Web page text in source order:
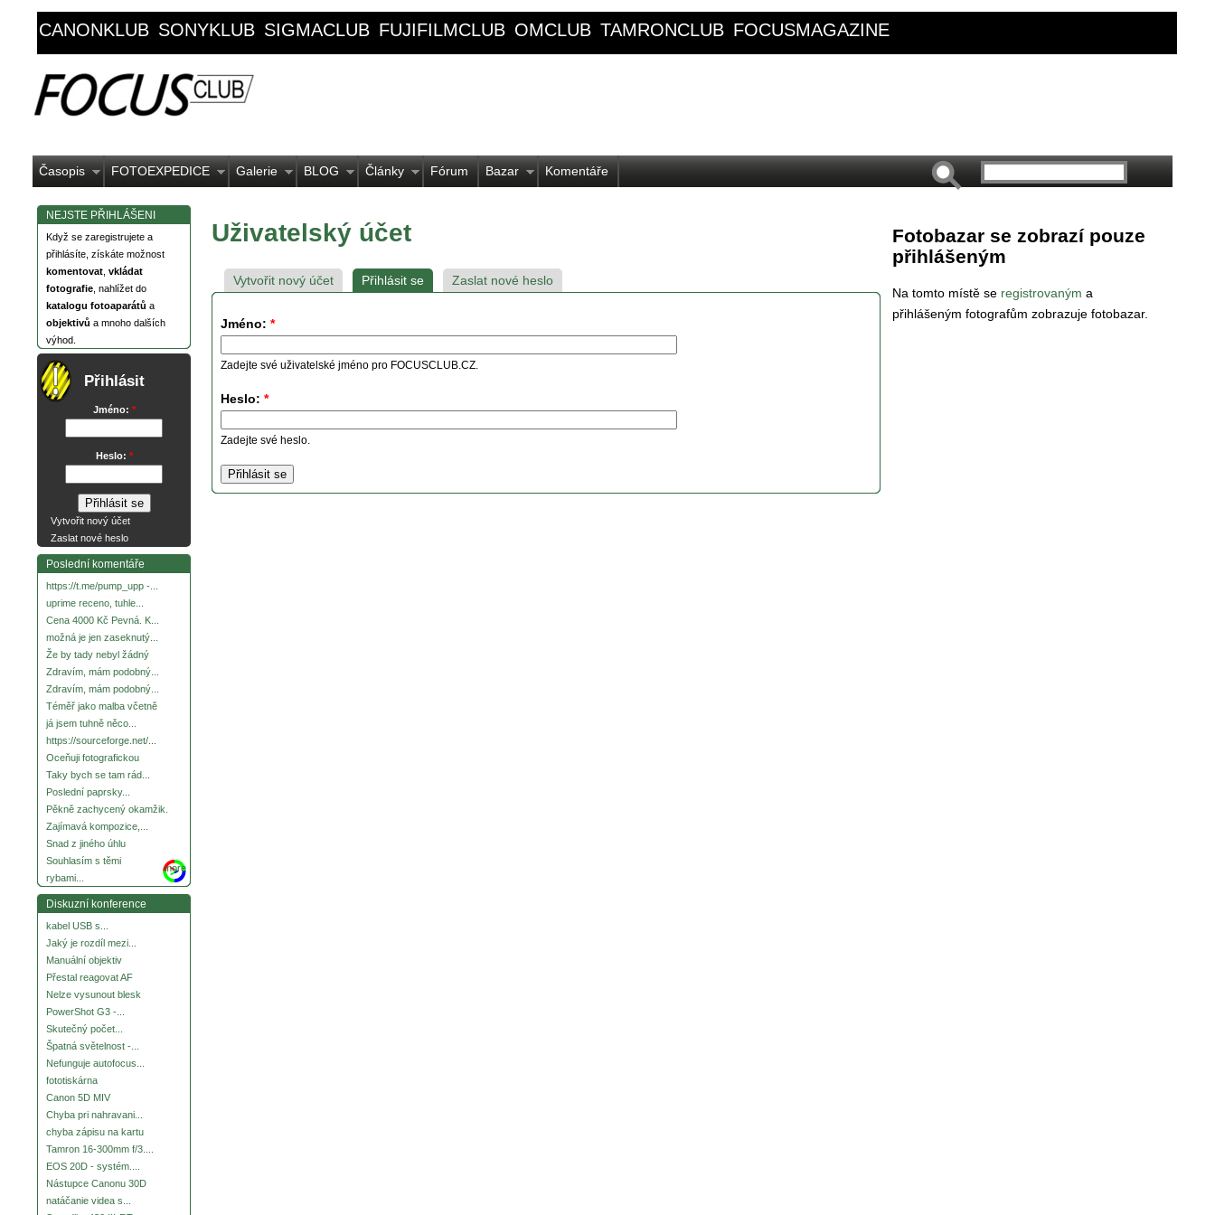
CANONKLUB SONYKLUB SIGMACLUB FUJIFILMCLUB OMCLUB TAMRONCLUB FOCUSMAGAZINE
Časopis FOTOEXPEDICE Galerie BLOG Články Fórum Bazar Komentáře
NEJSTE PŘIHLÁŠENI
Když se zaregistrujete a
přihlásíte, získáte možnost
komentovat vkládat
fotografie , nahlížet do
katalogu fotoaparátů a
objektivů a mnoho dalších
výhod.
Přihlásit
Jméno: *
Heslo: *
Vytvořit nový účet
Zaslat nové heslo
Poslední komentáře
https://t.me/pump_upp -...
uprime receno, tuhle...
Cena 4000 Kč Pevná. K...
možná je jen zaseknutý...
Že by tady nebyl žádný
Zdravím, mám podobný...
Zdravím, mám podobný...
Téměř jako malba včetně
já jsem tuhně něco...
https://sourceforge.net/...
Oceňuji fotografickou
Taky bych se tam rád...
Poslední paprsky...
Pěkně zachycený okamžik.
Zajímavá kompozice,...
Snad z jiného úhlu
Souhlasím s těmi
rybami...
more
Diskuzní konference
kabel USB s...
Jaký je rozdíl mezi...
Manuální objektiv
Přestal reagovat AF
Nelze vysunout blesk
PowerShot G3 -...
Skutečný počet...
Špatná světelnost -...
Nefunguje autofocus...
fototiskárna
Canon 5D MIV
Chyba pri nahravani...
chyba zápisu na kartu
Tamron 16-300mm f/3....
EOS 20D - systém....
Nástupce Canonu 30D
natáčanie videa s...
Uživatelský účet
Vytvořit nový účet Přihlásit se Zaslat nové heslo
Jméno: *
Zadejte své uživatelské jméno pro FOCUSCLUB.CZ.
Heslo: *
Zadejte své heslo.
Fotobazar se zobrazí pouze
přihlášeným
Na tomto místě se registrovaným a
přihlášeným fotografům zobrazuje fotobazar.